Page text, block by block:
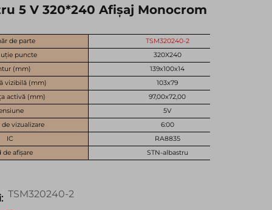
5 V 320*240 Afișaj Monocrom
de parte
TSM320240-2
puncte
320X240
(mm)
139x100x14
vizibilă (mm)
103x79
activă (mm)
97,00x72,00
5V
vizualizare
6:00
IC
RA8835
de afișare
STN-albastru
TSM320240-2